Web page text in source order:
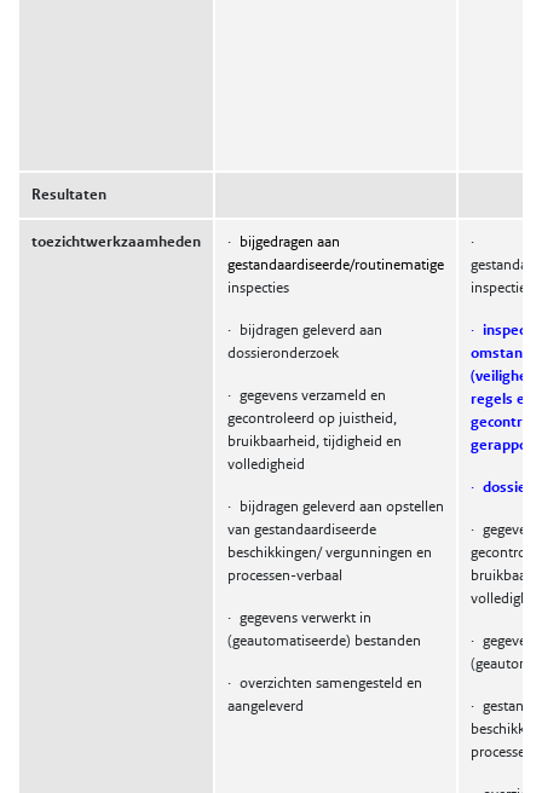
Resultaten
toezichtwerkzaamheden · bijgedragen aan
gestandaardiseerde/routinematige
inspecties
· bijdragen geleverd aan
dossieronderzoek
· gegevens verzameld en
gecontroleerd op juistheid,
bruikbaarheid, tijdigheid en
volledigheid
· bijdragen geleverd aan opstellen
van gestandaardiseerde
beschikkingen/ vergunningen en
processen-verbaal
· gegevens verwerkt in
(geautomatiseerde) bestanden
· overzichten samengesteld en
aangeleverd
·
inspecties
·
regels en
·
·
·
·